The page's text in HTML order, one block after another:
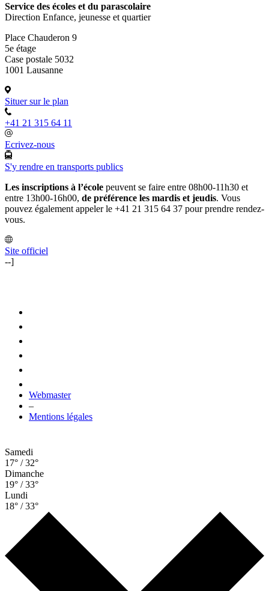
Service des écoles et du parascolaire
Direction Enfance, jeunesse et quartier
Place Chauderon 9
5e étage
Case postale 5032
1001 Lausanne
Situer sur le plan
+41 21 315 64 11
Ecrivez-nous
S'y rendre en transports publics
Les inscriptions à l’école peuvent se faire entre 08h00-11h30 et
entre 13h00-16h00, de préférence les mardis et jeudis. Vous
pouvez également appeler le +41 21 315 64 37 pour prendre rendez-
vous.
Site officiel
--]
Webmaster
–
Mentions légales
Samedi
17° / 32°
Dimanche
19° / 33°
Lundi
18° / 33°